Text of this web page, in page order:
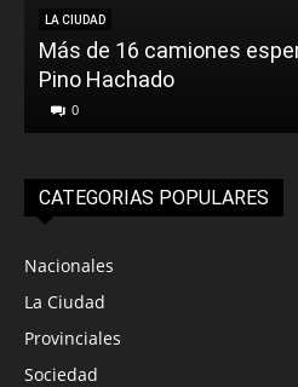
LA CIUDAD
Más de 16 camiones
Pino Hachado
0
CATEGORIAS POPULARES
Nacionales
La Ciudad
Provinciales
Sociedad